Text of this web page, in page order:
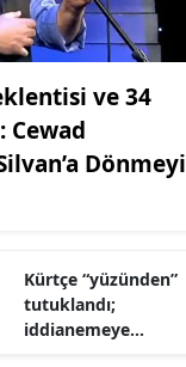
ve 34
Cewad
Dönmeyi
Kürtçe “yüzünden”
tutuklandı;
iddianemeye